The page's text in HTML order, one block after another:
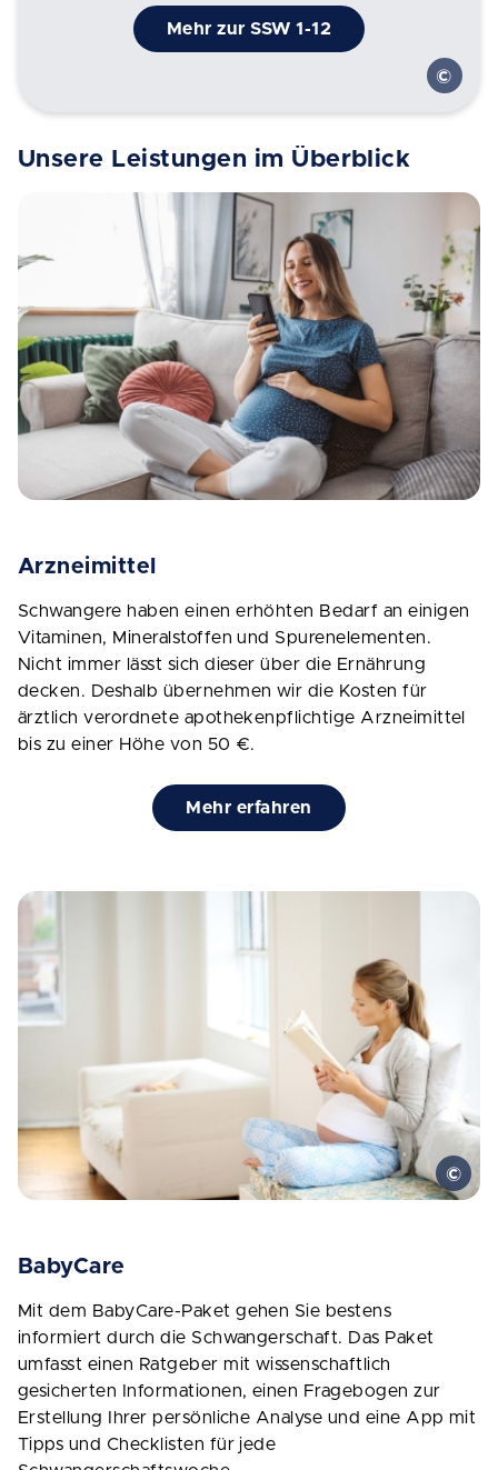
Mehr zur SSW 1-12
Unsere Leistungen im Überblick
Arzneimittel
Schwangere haben einen erhöhten Bedarf an einigen
Vitaminen, Mineralstoffen und Spurenelementen.
Nicht immer lässt sich dieser über die Ernährung
decken. Deshalb übernehmen wir die Kosten für
ärztlich verordnete apothekenpflichtige Arzneimittel
bis zu einer Höhe von 50 €.
Mehr erfahren
BabyCare
Mit dem BabyCare-Paket gehen Sie bestens
informiert durch die Schwangerschaft. Das Paket
umfasst einen Ratgeber mit wissenschaftlich
gesicherten Informationen, einen Fragebogen zur
Erstellung Ihrer persönliche Analyse und eine App mit
Tipps und Checklisten für jede